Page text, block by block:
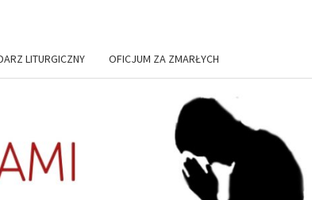
LITURGICZNY OFICJUM ZA ZMARŁYCH